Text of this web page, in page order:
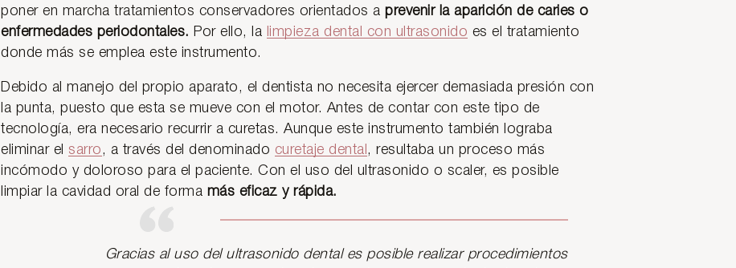
poner en marcha tratamientos conservadores orientados a prevenir la aparición de caries o
enfermedades periodontales. Por ello, la limpieza dental con ultrasonido es el tratamiento
donde más se emplea este instrumento.
Debido al manejo del propio aparato, el dentista no necesita ejercer demasiada presión con
la punta, puesto que esta se mueve con el motor. Antes de contar con este tipo de
tecnología, era necesario recurrir a curetas. Aunque este instrumento también lograba
eliminar el sarro, a través del denominado curetaje dental , resultaba un proceso más
incómodo y doloroso para el paciente. Con el uso del ultrasonido o scaler, es posible
limpiar la cavidad oral de forma más eficaz y rápida.
Gracias al uso del ultrasonido dental es posible realizar procedimientos